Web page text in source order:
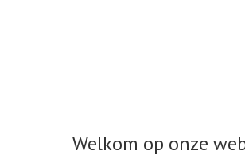
Welkom op onze